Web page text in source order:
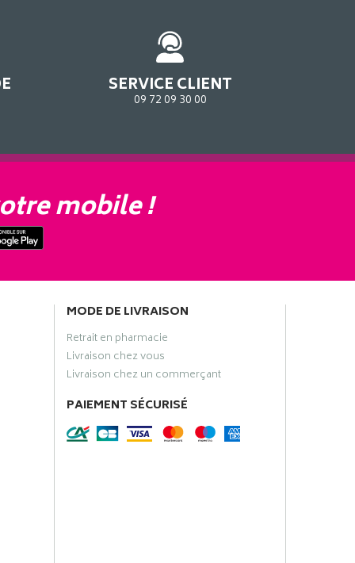
SERVICE CLIENT
09 72 09 30 00
mobile !
MODE DE LIVRAISON
Retrait en pharmacie
Livraison chez vous
Livraison chez un commerçant
PAIEMENT SÉCURISÉ